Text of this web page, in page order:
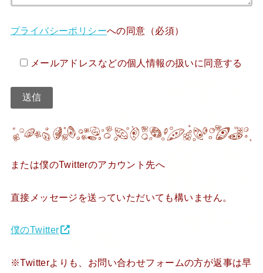
プライバシーポリシーへの同意（必須）
メールアドレスなどの個人情報の扱いに同意する
または僕のTwitterのアカウント先へ
直接メッセージを送っていただいても構いません。
僕のTwitter
※Twitterよりも、お問い合わせフォームの方が返事は早